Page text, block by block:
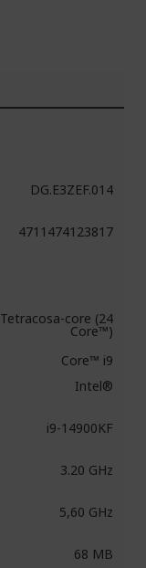
DG.E3ZEF.014
4711474123817
Tetracosa-core (24
Core™)
Core™ i9
Intel®
i9-14900KF
3.20 GHz
5,60 GHz
68 MB